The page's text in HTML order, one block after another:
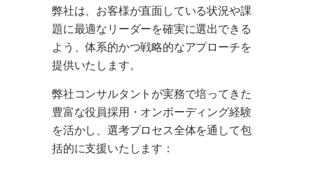
弊社は、お客様が直面している状況や課
題に最適なリーダーを確実に選出できる
よう、体系的かつ戦略的なアプローチを
提供いたします。
弊社コンサルタントが実務で培ってきた
豊富な役員採用・オンボーディング経験
を活かし、選考プロセス全体を通して包
括的に支援いたします：